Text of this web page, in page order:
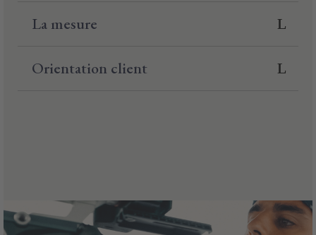
La mesure
Orientation client